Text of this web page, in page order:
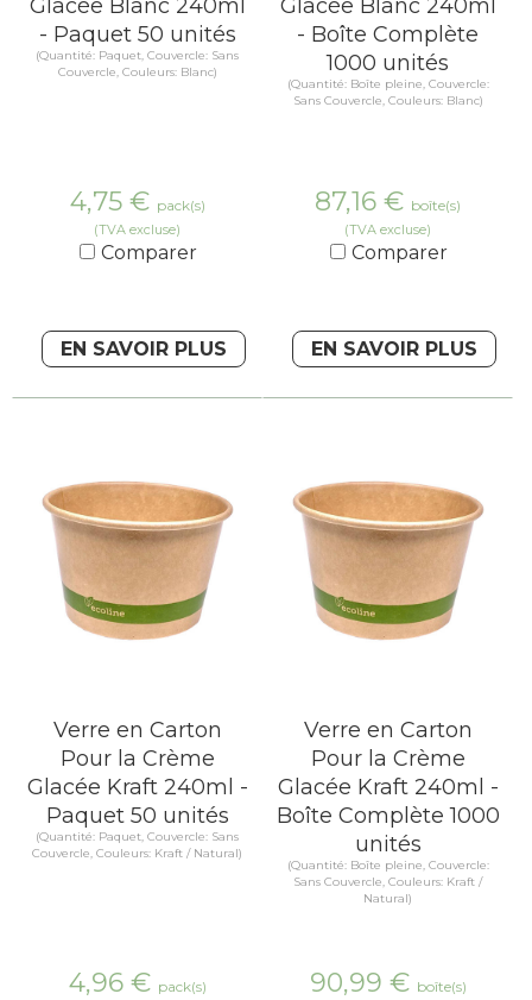
Glacée Blanc 240ml
- Paquet 50 unités
(Quantité: Paquet, Couvercle: Sans
Couvercle, Couleurs: Blanc)
4,75 € pack(s)
(TVA excluse)
Comparer
EN SAVOIR PLUS
Glacée Blanc 240ml
- Boîte Complète
1000 unités
(Quantité: Boîte pleine, Couvercle:
Sans Couvercle, Couleurs: Blanc)
87,16 € boîte(s)
(TVA excluse)
Comparer
EN SAVOIR PLUS
Verre en Carton
Pour la Crème
Glacée Kraft 240ml -
Paquet 50 unités
(Quantité: Paquet, Couvercle: Sans
Couvercle, Couleurs: Kraft / Natural)
4,96 € pack(s)
Verre en Carton
Pour la Crème
Glacée Kraft 240ml -
Boîte Complète 1000
unités
(Quantité: Boîte pleine, Couvercle:
Sans Couvercle, Couleurs: Kraft /
Natural)
90,99 € boîte(s)